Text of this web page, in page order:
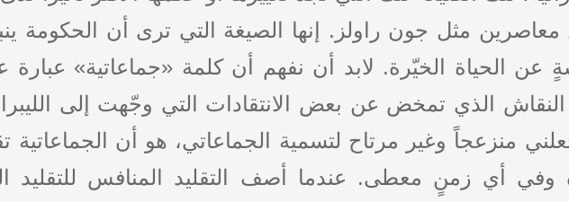
مثل جون راولز. إنها الصيغة التي ترى أن الحكومة
عن الحياة الخيّرة. لابد أن نفهم أن كلمة «جماعاتية»
الذي تمخض عن بعض الانتقادات التي وجّهت إلى
منزعجاً وغير مرتاح لتسمية الجماعاتي، هو أن الجماعاتية
أي زمنٍ معطى. عندما أصف التقليد المنافس للتقليد